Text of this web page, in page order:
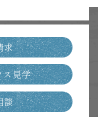
じます。
託先に個人情報を
利用目的は明示し
必要な範囲内に限
くなった個人情報
求
ス見学
談